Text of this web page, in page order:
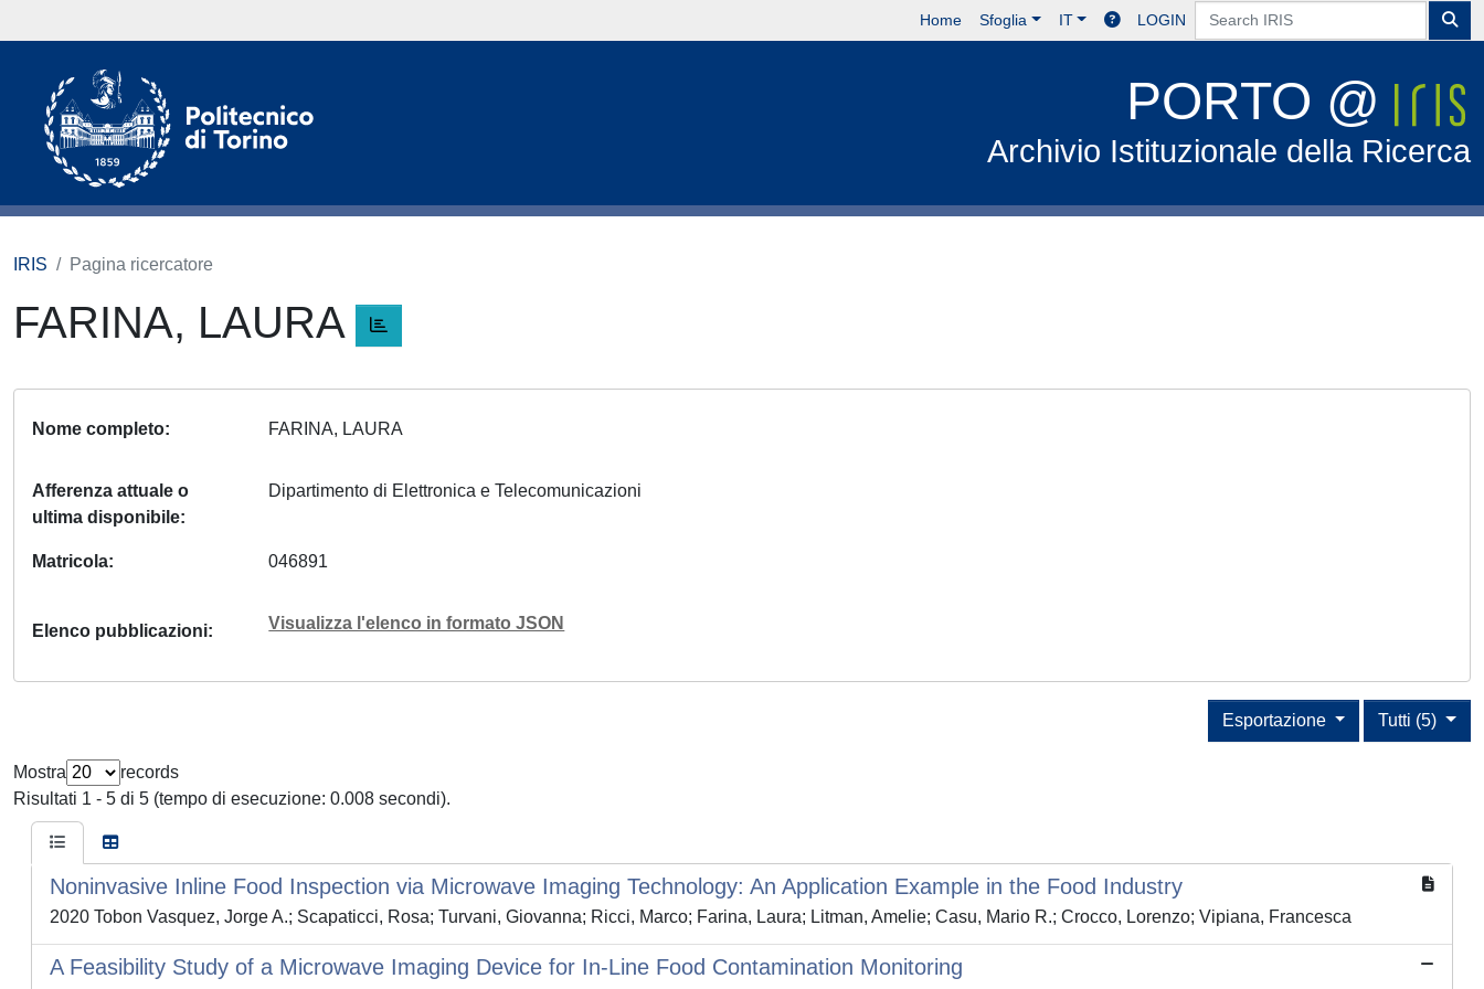
Home Sfoglia IT LOGIN
PORTO @
Archivio Istituzionale della Ricerca
IRIS Pagina ricercatore
FARINA, LAURA
Nome completo FARINA, LAURA
Afferenza attuale o
ultima disponibile
Dipartimento di Elettronica e Telecomunicazioni
Matricola 046891
Elenco pubblicazioni Visualizza l'elenco in formato JSON
Tutti (5)
Esportazione
Mostra
records
Risultati 1 - 5 di 5 (tempo di esecuzione: 0.008 secondi).
Noninvasive Inline Food Inspection via Microwave Imaging Technology: An Application Example in the Food Industry
2020 Tobon Vasquez, Jorge A.; Scapaticci, Rosa; Turvani, Giovanna; Ricci, Marco; Farina, Laura; Litman, Amelie; Casu, Mario R.; Crocco, Lorenzo; Vipiana, Francesca
A Feasibility Study of a Microwave Imaging Device for In-Line Food Contamination Monitoring